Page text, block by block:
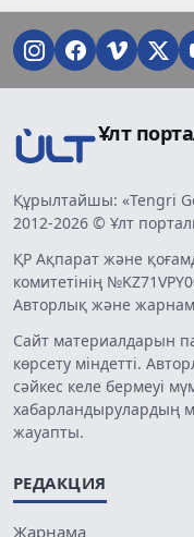
Ұлт
Құрылтайшы: «Tengri
2012-2026 © Ұлт
ҚР Ақпарат және
комитетінің
Авторлық және
Сайт материалдарын
көрсету міндетті.
сәйкес келе бермеуі
хабарландырулардың
жауапты.
РЕДАКЦИЯ
Жарнама